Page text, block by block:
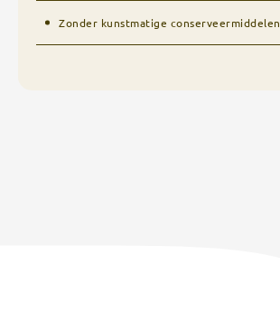
Zonder kunstmatige conserveermiddelen